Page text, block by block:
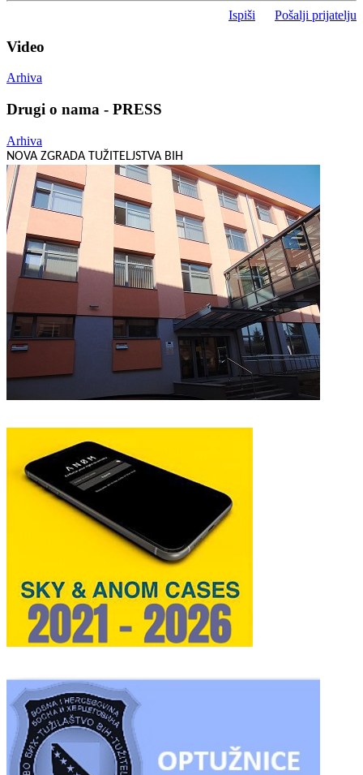
Ispiši Pošalji prijatelju
Video
Arhiva
Drugi o nama - PRESS
Arhiva
NOVA ZGRADA TUŽITELJSTVA BIH